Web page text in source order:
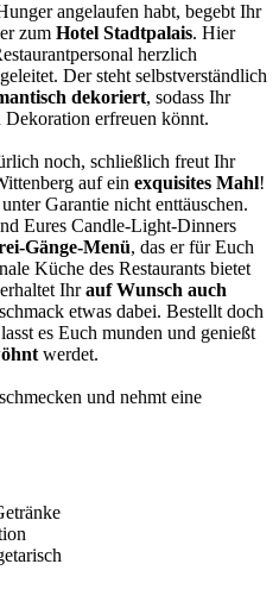
angelaufen habt, begebt Ihr
zum Hotel Stadtpalais. Hier
herzlich
Der steht selbstverständlich
dekoriert, sodass Ihr
Dekoration erfreuen könnt.
noch, schließlich freut Ihr
auf ein exquisites Mahl!
Garantie nicht enttäuschen.
Eures Candle-Light-Dinners
Gänge-Menü, das er für Euch
Küche des Restaurants bietet
Ihrauf Wunsch auch
etwas dabei. Bestellt doch
es Euch munden und genießt
werdet.
und nehmt eine